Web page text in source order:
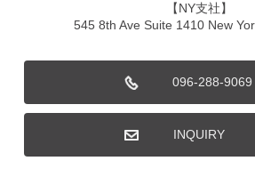
【NY支社】
545 8th Ave Suite 1410 New
096-288-9069
INQUIRY